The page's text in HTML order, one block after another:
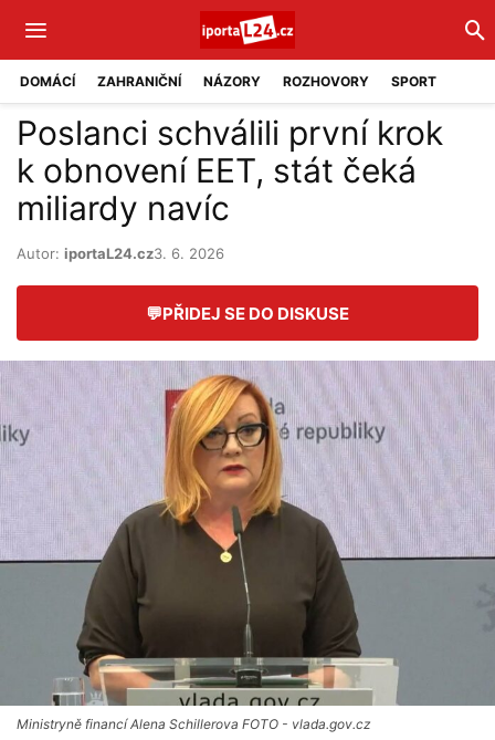
DOMÁCÍ ZAHRANIČNÍ NÁZORY ROZHOVORY SPORT
Poslanci schválili první krok
k obnovení EET, stát čeká
miliardy navíc
Autor: iportaL24.cz3. 6. 2026
💬PŘIDEJ SE DO DISKUSE
Ministryně financí Alena Schillerova FOTO - vlada.gov.cz